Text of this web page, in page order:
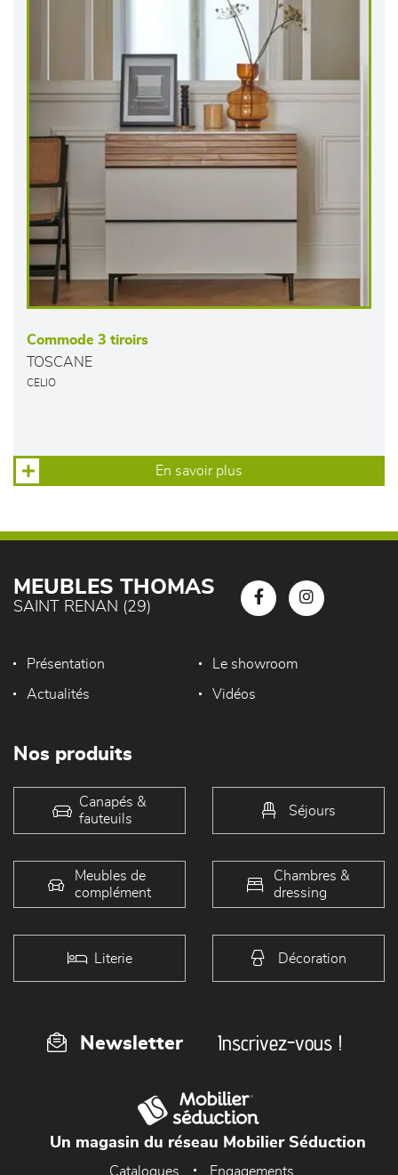
Commode 3 tiroirs
TOSCANE
CELIO
En savoir plus
MEUBLES THOMAS
SAINT RENAN (29)
Présentation Le showroom
Actualités Vidéos
Nos produits
Canapés &
fauteuils
Séjours
Meubles de
complément
Chambres &
dressing
Literie Décoration
Newsletter Inscrivez-vous !
Un magasin du réseau Mobilier Séduction
Catalogues Engagements